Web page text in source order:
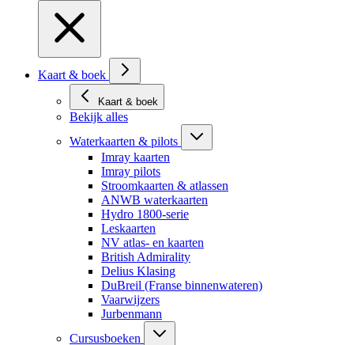
Kaart & boek
Kaart & boek
Bekijk alles
Waterkaarten & pilots
Imray kaarten
Imray pilots
Stroomkaarten & atlassen
ANWB waterkaarten
Hydro 1800-serie
Leskaarten
NV atlas- en kaarten
British Admirality
Delius Klasing
DuBreil (Franse binnenwateren)
Vaarwijzers
Jurbenmann
Cursusboeken